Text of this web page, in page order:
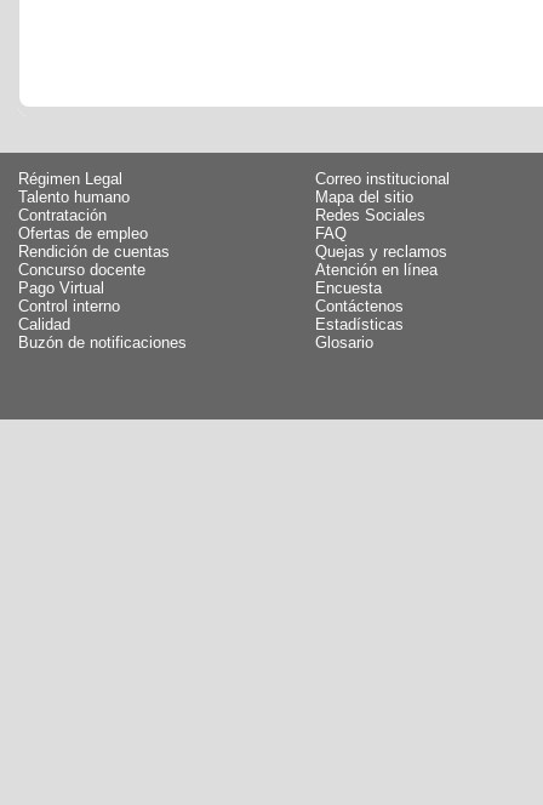
Régimen Legal
Talento humano
Contratación
Ofertas de empleo
Rendición de cuentas
Concurso docente
Pago Virtual
Control interno
Calidad
Buzón de notificaciones
Correo institucional
Mapa del sitio
Redes Sociales
FAQ
Quejas y reclamos
Atención en línea
Encuesta
Contáctenos
Estadísticas
Glosario